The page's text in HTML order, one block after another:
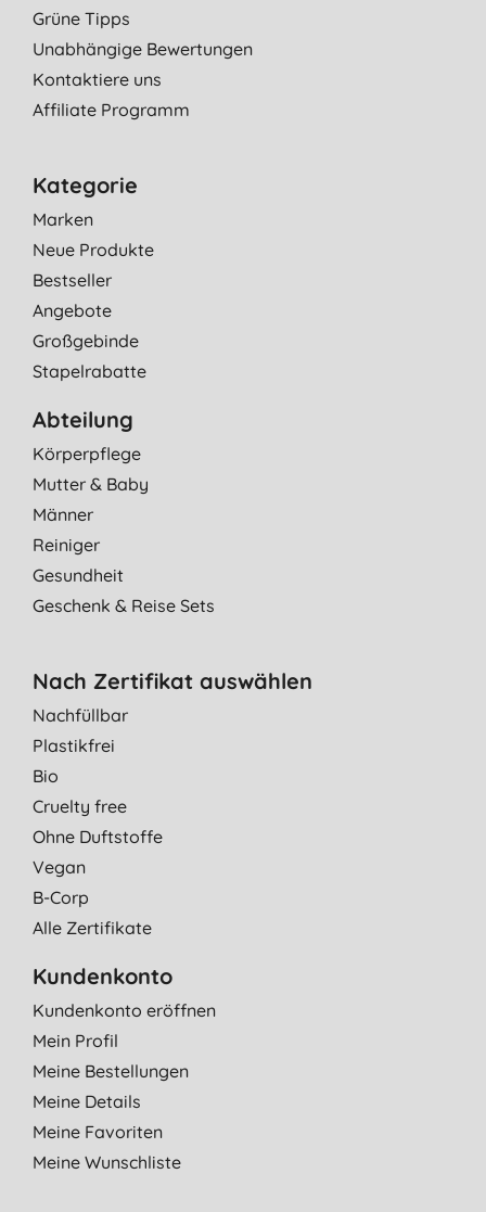
Grüne Tipps
Unabhängige Bewertungen
Kontaktiere uns
Affiliate Programm
Kategorie
Marken
Neue Produkte
Bestseller
Angebote
Großgebinde
Stapelrabatte
Abteilung
Körperpflege
Mutter & Baby
Männer
Reiniger
Gesundheit
Geschenk & Reise Sets
Nach Zertifikat auswählen
Nachfüllbar
Plastikfrei
Bio
Cruelty free
Ohne Duftstoffe
Vegan
B-Corp
Alle Zertifikate
Kundenkonto
Kundenkonto eröffnen
Mein Profil
Meine Bestellungen
Meine Details
Meine Favoriten
Meine Wunschliste